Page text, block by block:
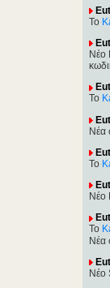
Το
Νέο
Το
Νέα
Το
Νέο
Το
Νέα
Νέο